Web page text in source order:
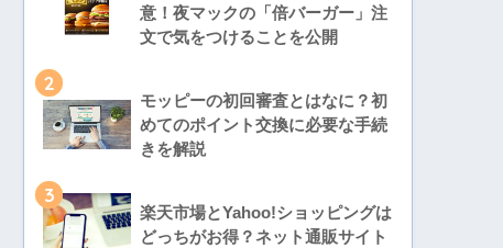
意！夜マックの「倍バーガー」注
文で気をつけることを公開
2
モッピーの初回審査とはなに？初
めてのポイント交換に必要な手続
きを解説
3
楽天市場とYahoo!ショッピングは
どっちがお得？ネット通販サイト